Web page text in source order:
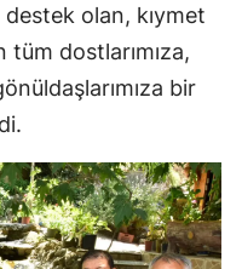
olan, kıymet
dostlarımıza,
bir